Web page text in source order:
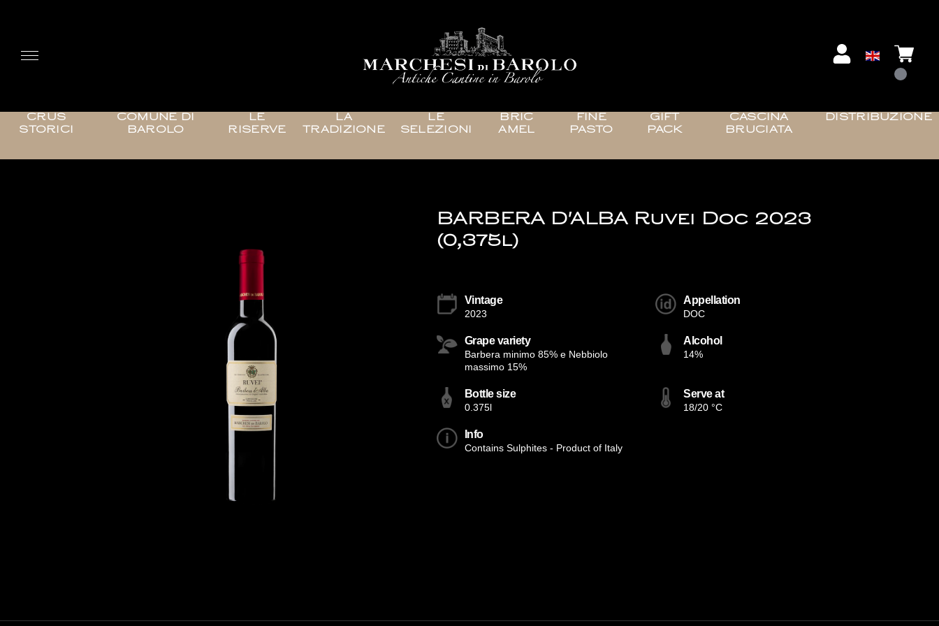
CRUS
STORICI
COMUNE DI
BAROLO
LE
RISERVE
LA
TRADIZIONE
LE
SELEZIONI
BRIC
AMEL
FINE
PASTO
GIFT
PACK
CASCINA
BRUCIATA
DISTRIBUZIONE
BARBERA D'ALBA Ruvei Doc 2023
(0,375l)
Vintage
2023
Appellation
DOC
Grape variety
Barbera minimo 85% e Nebbiolo
massimo 15%
Alcohol
14%
Bottle size
0.375l
Serve at
18/20 °C
Info
Contains Sulphites - Product of Italy